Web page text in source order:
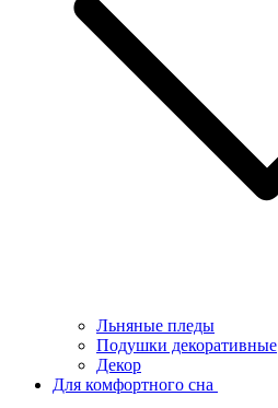
Льняные пледы
Подушки декоративные
Декор
Для комфортного сна